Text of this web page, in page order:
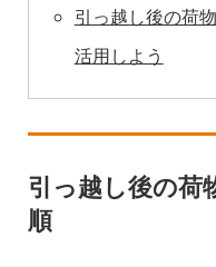
引っ越し後の荷
活用しよう
引っ越し後の荷
順